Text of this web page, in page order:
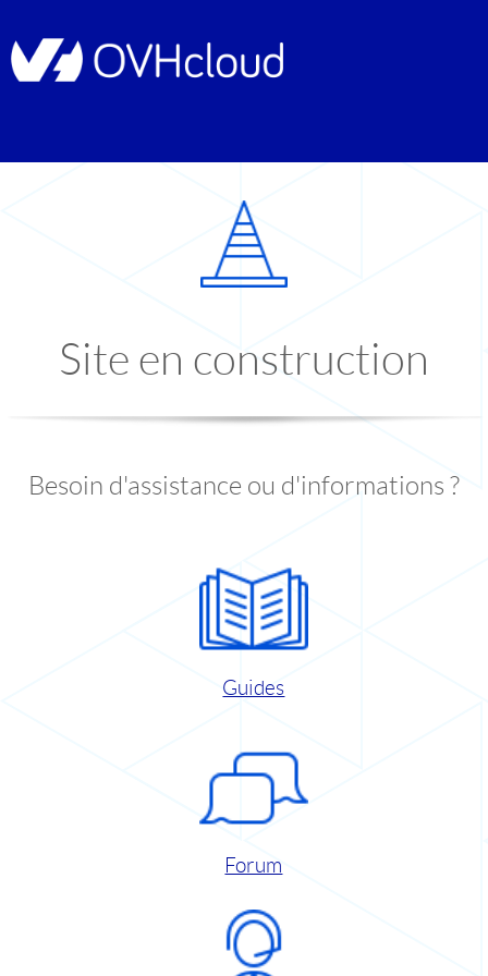
Site en construction
Besoin d'assistance ou d'informations ?
Guides
Forum